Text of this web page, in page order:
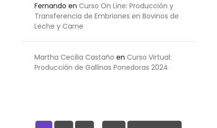
Fernando en Curso On Line: Producción y
Transferencia de Embriones en Bovinos de
Leche y Carne
Martha Cecilia Castaño en Curso Virtual:
Producción de Gallinas Ponedoras 2024